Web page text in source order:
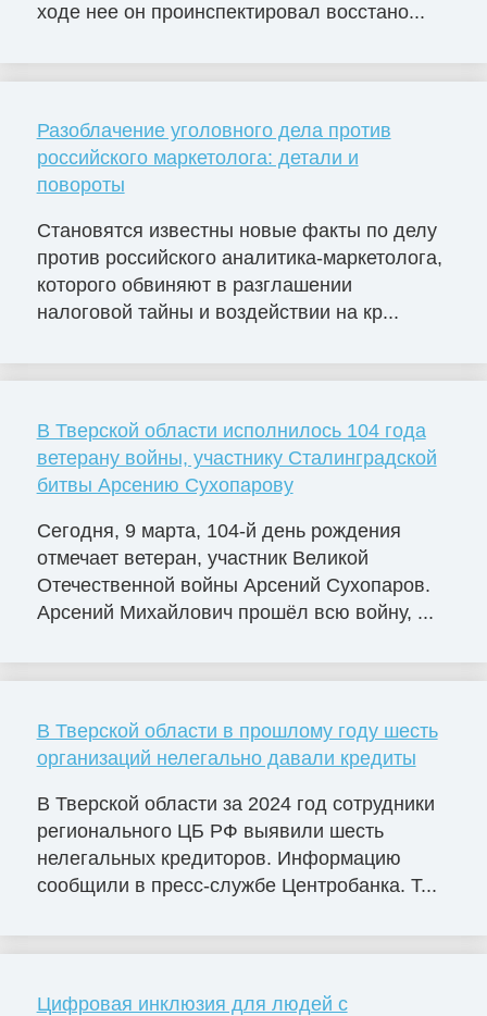
ходе нее он проинспектировал восстано...
Разоблачение уголовного дела против
российского маркетолога: детали и
повороты
Становятся известны новые факты по делу
против российского аналитика-маркетолога,
которого обвиняют в разглашении
налоговой тайны и воздействии на кр...
В Тверской области исполнилось 104 года
ветерану войны, участнику Сталинградской
битвы Арсению Сухопарову
Сегодня, 9 марта, 104-й день рождения
отмечает ветеран, участник Великой
Отечественной войны Арсений Сухопаров.
Арсений Михайлович прошёл всю войну, ...
В Тверской области в прошлому году шесть
организаций нелегально давали кредиты
В Тверской области за 2024 год сотрудники
регионального ЦБ РФ выявили шесть
нелегальных кредиторов. Информацию
сообщили в пресс-службе Центробанка. Т...
Цифровая инклюзия для людей с